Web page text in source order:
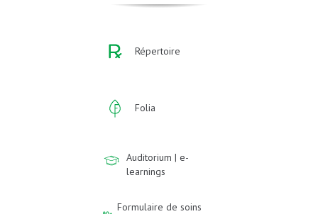
Répertoire
Folia
Auditorium | e-
learnings
Formulaire de soins